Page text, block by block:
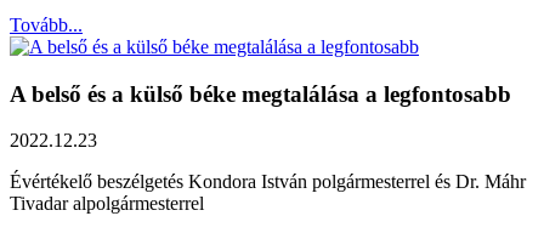
Tovább...
A belső és a külső béke megtalálása a legfontosabb
2022.12.23
Évértékelő beszélgetés Kondora István polgármesterrel és Dr. Máhr
Tivadar alpolgármesterrel